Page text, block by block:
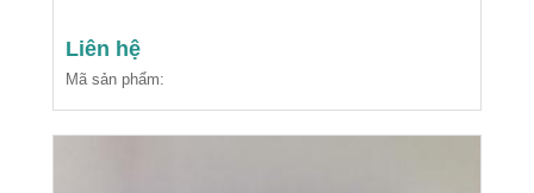
Liên hệ
Mã sản phẩm: